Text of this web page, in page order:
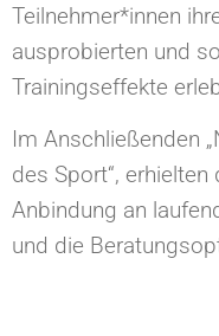
Teilnehmer*innen
ausprobierten und
Trainingseffekte
Im Anschließenden
des Sport“,
Anbindung an
und die